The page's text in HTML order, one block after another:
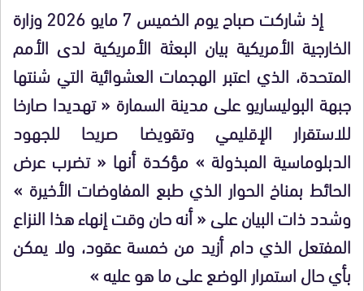
إذ شاركت صباح يوم الخميس 7 مايو 2026 وزارة
الخارجية الأمريكية بيان البعثة الأمريكية لدى الأمم
المتحدة، الذي اعتبر الهجمات العشوائية التي شنتها
جبهة البوليساريو على مدينة السمارة « تهديدا صارخا
للاستقرار الإقليمي وتقويضا صريحا للجهود
الدبلوماسية المبذولة » مؤكدة أنها « تضرب عرض
الحائط بمناخ الحوار الذي طبع المفاوضات الأخيرة »
وشدد ذات البيان على « أنه حان وقت إنهاء هذا النزاع
المفتعل الذي دام أزيد من خمسة عقود، ولا يمكن
بأي حال استمرار الوضع على ما هو عليه »